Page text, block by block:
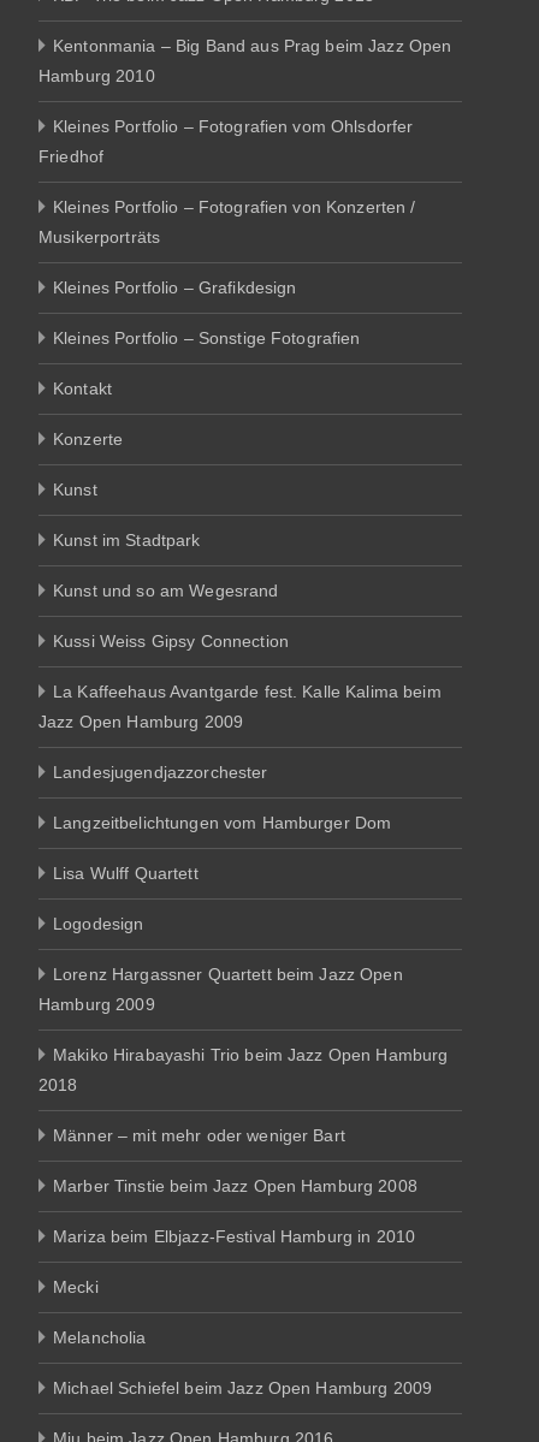
Kentonmania – Big Band aus Prag beim Jazz Open
Hamburg 2010
Kleines Portfolio – Fotografien vom Ohlsdorfer
Friedhof
Kleines Portfolio – Fotografien von Konzerten /
Musikerporträts
Kleines Portfolio – Grafikdesign
Kleines Portfolio – Sonstige Fotografien
Kontakt
Konzerte
Kunst
Kunst im Stadtpark
Kunst und so am Wegesrand
Kussi Weiss Gipsy Connection
La Kaffeehaus Avantgarde fest. Kalle Kalima beim
Jazz Open Hamburg 2009
Landesjugendjazzorchester
Langzeitbelichtungen vom Hamburger Dom
Lisa Wulff Quartett
Logodesign
Lorenz Hargassner Quartett beim Jazz Open
Hamburg 2009
Makiko Hirabayashi Trio beim Jazz Open Hamburg
2018
Männer – mit mehr oder weniger Bart
Marber Tinstie beim Jazz Open Hamburg 2008
Mariza beim Elbjazz-Festival Hamburg in 2010
Mecki
Melancholia
Michael Schiefel beim Jazz Open Hamburg 2009